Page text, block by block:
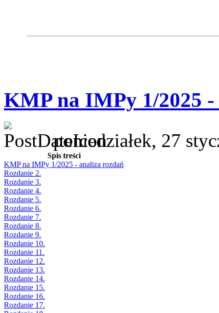
KMP na IMPy 1/2025
poniedziałek, 27
Spis treści
KMP na IMPy 1/2025 - analiza rozdań
Rozdanie 2.
Rozdanie 3.
Rozdanie 4.
Rozdanie 5.
Rozdanie 6.
Rozdanie 7.
Rozdanie 8.
Rozdanie 9.
Rozdanie 10.
Rozdanie 11.
Rozdanie 12.
Rozdanie 13.
Rozdanie 14.
Rozdanie 15.
Rozdanie 16.
Rozdanie 17.